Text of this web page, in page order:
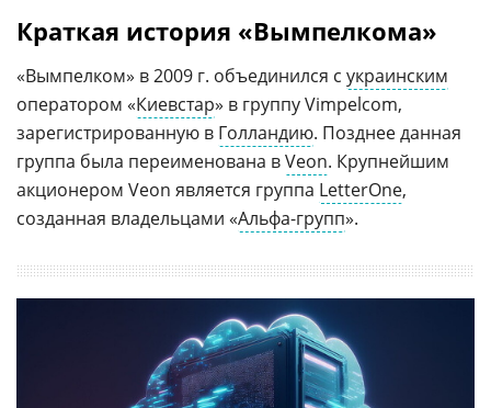
Краткая история «Вымпелкома»
«Вымпелком» в 2009 г. объединился с украинским
оператором «Киевстар» в группу Vimpelcom,
зарегистрированную в Голландию. Позднее данная
группа была переименована вVeon. Крупнейшим
акционером Veon является группа LetterOne,
созданная владельцами «Альфа-групп».